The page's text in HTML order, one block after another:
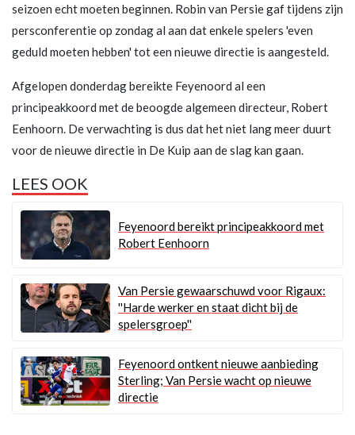
seizoen echt moeten beginnen. Robin van Persie gaf tijdens zijn
persconferentie op zondag al aan dat enkele spelers 'even
geduld moeten hebben' tot een nieuwe directie is aangesteld.
Afgelopen donderdag bereikte Feyenoord al een
principeakkoord met de beoogde algemeen directeur, Robert
Eenhoorn. De verwachting is dus dat het niet lang meer duurt
voor de nieuwe directie in De Kuip aan de slag kan gaan.
LEES OOK
Feyenoord bereikt principeakkoord met
Robert Eenhoorn
Van Persie gewaarschuwd voor Rigaux:
''Harde werker en staat dicht bij de
spelersgroep''
Feyenoord ontkent nieuwe aanbieding
Sterling; Van Persie wacht op nieuwe
directie